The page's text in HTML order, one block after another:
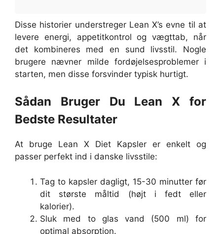
Disse historier understreger Lean X’s evne til at
levere energi, appetitkontrol og vægttab, når
det kombineres med en sund livsstil. Nogle
brugere nævner milde fordøjelsesproblemer i
starten, men disse forsvinder typisk hurtigt.
Sådan Bruger Du Lean X for
Bedste Resultater
At bruge Lean X Diet Kapsler er enkelt og
passer perfekt ind i danske livsstile:
Tag to kapsler dagligt, 15-30 minutter før
dit største måltid (højt i fedt eller
kalorier).
Sluk med to glas vand (500 ml) for
optimal absorption.